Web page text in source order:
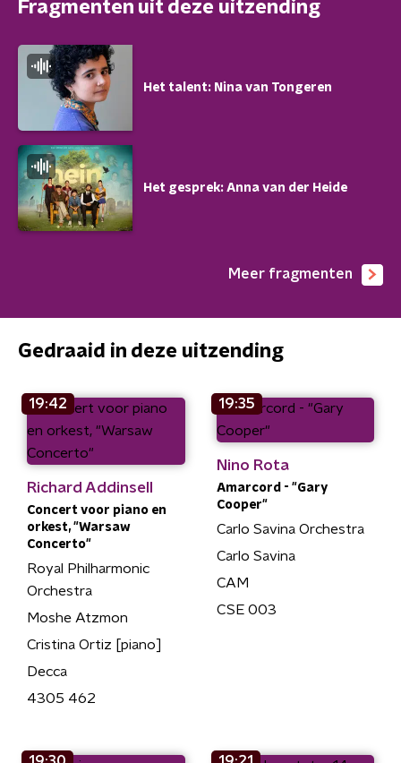
Fragmenten uit deze uitzending
Het talent: Nina van Tongeren
Het gesprek: Anna van der Heide
Meer fragmenten
Gedraaid in deze uitzending
19:42
Richard Addinsell
Concert voor piano en
orkest, "Warsaw
Concerto"
Royal Philharmonic
Orchestra
Moshe Atzmon
Cristina Ortiz [piano]
Decca
4305 462
19:35
Nino Rota
Amarcord - "Gary
Cooper"
Carlo Savina Orchestra
Carlo Savina
CAM
CSE 003